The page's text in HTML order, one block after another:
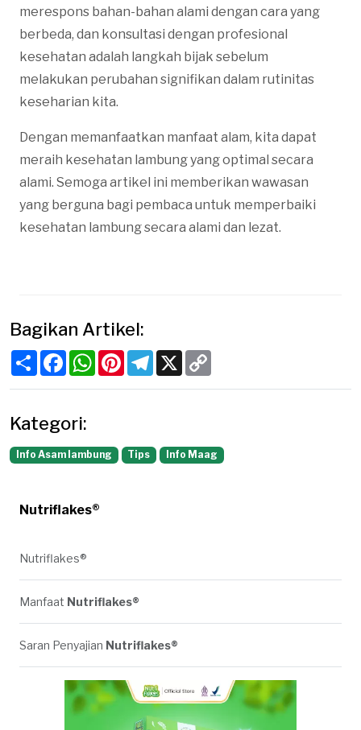
merespons bahan-bahan alami dengan cara yang
berbeda, dan konsultasi dengan profesional
kesehatan adalah langkah bijak sebelum
melakukan perubahan signifikan dalam rutinitas
keseharian kita.
Dengan memanfaatkan manfaat alam, kita dapat
meraih kesehatan lambung yang optimal secara
alami. Semoga artikel ini memberikan wawasan
yang berguna bagi pembaca untuk memperbaiki
kesehatan lambung secara alami dan lezat.
Bagikan Artikel:
ShareFacebookWhatsApp
PinterestTelegram
X
Kategori:
Info Asam lambung Tips Info Maag
Nutriflakes®
Nutriflakes®
Manfaat Nutriflakes®
Saran Penyajian Nutriflakes®